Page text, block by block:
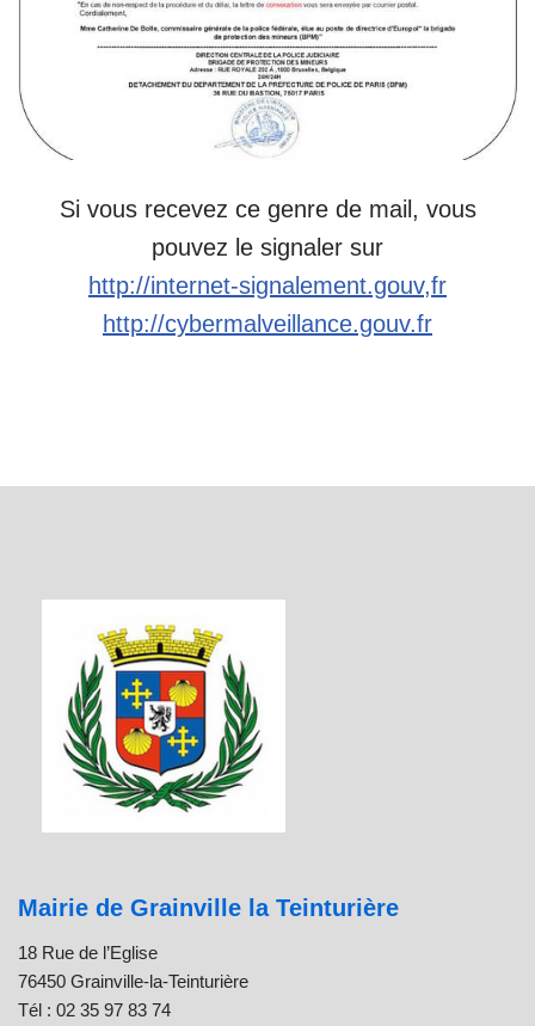
Si vous recevez ce genre de mail, vous
pouvez le signaler sur
http://internet-signalement.gouv,fr
http://cybermalveillance.gouv.fr
Mairie de Grainville la Teinturière
18 Rue de l’Eglise
76450 Grainville-la-Teinturière
Tél : 02 35 97 83 74